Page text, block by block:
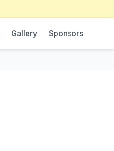
Gallery Sponsors